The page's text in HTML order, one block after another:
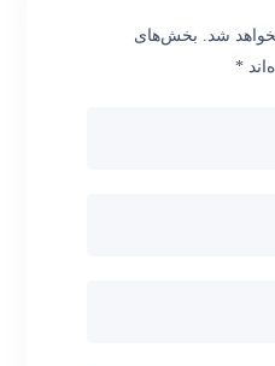
شد. بخش‌های
*